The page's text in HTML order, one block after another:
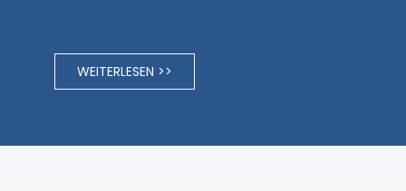
WEITERLESEN >>